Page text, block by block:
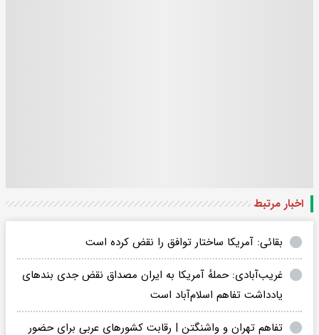
اخبار مرتبط
بقائی: آمریکا ساختار توافق را نقض کرده‌ است
غریب‌آبادی: حملهٔ آمریکا به ایران مصداق نقض جدی بندهای
یادداشت تفاهم اسلام‌آباد است
تفاهم تهران و واشنگتن | رقابت کشورهای عربی برای حضور